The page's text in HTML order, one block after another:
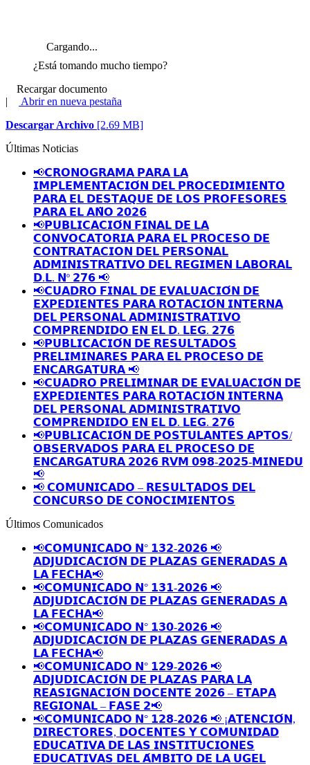
Cargando...
¿Está tomando mucho tiempo?
Recargar documento
|
Abrir en nueva pestaña
Descargar Archivo [2.69 MB]
Últimas Noticias
📢𝗖𝗥𝗢𝗡𝗢𝗚𝗥𝗔𝗠𝗔 𝗣𝗔𝗥𝗔 𝗟𝗔
𝗜𝗠𝗣𝗟𝗘𝗠𝗘𝗡𝗧𝗔𝗖𝗜𝗢́𝗡 𝗗𝗘𝗟 𝗣𝗥𝗢𝗖𝗘𝗗𝗜𝗠𝗜𝗘𝗡𝗧𝗢
𝗣𝗔𝗥𝗔 𝗘𝗟 𝗗𝗘𝗦𝗧𝗔𝗤𝗨𝗘 𝗗𝗘 𝗟𝗢𝗦 𝗣𝗥𝗢𝗙𝗘𝗦𝗢𝗥𝗘𝗦
𝗣𝗔𝗥𝗔 𝗘𝗟 𝗔𝗡̃𝗢 𝟮𝟬𝟮𝟲
📢𝗣𝗨𝗕𝗟𝗜𝗖𝗔𝗖𝗜𝗢́𝗡 𝗙𝗜𝗡𝗔𝗟 𝗗𝗘 𝗟𝗔
𝗖𝗢𝗡𝗩𝗢𝗖𝗔𝗧𝗢𝗥𝗜𝗔 𝗣𝗔𝗥𝗔 𝗘𝗟 𝗣𝗥𝗢𝗖𝗘𝗦𝗢 𝗗𝗘
𝗖𝗢𝗡𝗧𝗥𝗔𝗧𝗔𝗖𝗜𝗢𝗡 𝗗𝗘𝗟 𝗣𝗘𝗥𝗦𝗢𝗡𝗔𝗟
𝗔𝗗𝗠𝗜𝗡𝗜𝗦𝗧𝗥𝗔𝗧𝗜𝗩𝗢 𝗗𝗘𝗟 𝗥𝗘𝗚𝗜𝗠𝗘𝗡 𝗟𝗔𝗕𝗢𝗥𝗔𝗟
𝗗.𝗟. 𝗡º 𝟮𝟳𝟲 📢
📢𝗖𝗨𝗔𝗗𝗥𝗢 𝗙𝗜𝗡𝗔𝗟 𝗗𝗘 𝗘𝗩𝗔𝗟𝗨𝗔𝗖𝗜𝗢́𝗡 𝗗𝗘
𝗘𝗫𝗣𝗘𝗗𝗜𝗘𝗡𝗧𝗘𝗦 𝗣𝗔𝗥𝗔 𝗥𝗢𝗧𝗔𝗖𝗜𝗢́𝗡 𝗜𝗡𝗧𝗘𝗥𝗡𝗔
𝗗𝗘𝗟 𝗣𝗘𝗥𝗦𝗢𝗡𝗔𝗟 𝗔𝗗𝗠𝗜𝗡𝗜𝗦𝗧𝗥𝗔𝗧𝗜𝗩𝗢
𝗖𝗢𝗠𝗣𝗥𝗘𝗡𝗗𝗜𝗗𝗢 𝗘𝗡 𝗘𝗟 𝗗. 𝗟𝗘𝗚. 𝟮𝟳𝟲
📢𝗣𝗨𝗕𝗟𝗜𝗖𝗔𝗖𝗜𝗢́𝗡 𝗗𝗘 𝗥𝗘𝗦𝗨𝗟𝗧𝗔𝗗𝗢𝗦
𝗣𝗥𝗘𝗟𝗜𝗠𝗜𝗡𝗔𝗥𝗘𝗦 𝗣𝗔𝗥𝗔 𝗘𝗟 𝗣𝗥𝗢𝗖𝗘𝗦𝗢 𝗗𝗘
𝗘𝗡𝗖𝗔𝗥𝗚𝗔𝗧𝗨𝗥𝗔 📢
📢𝗖𝗨𝗔𝗗𝗥𝗢 𝗣𝗥𝗘𝗟𝗜𝗠𝗜𝗡𝗔𝗥 𝗗𝗘 𝗘𝗩𝗔𝗟𝗨𝗔𝗖𝗜𝗢́𝗡 𝗗𝗘
𝗘𝗫𝗣𝗘𝗗𝗜𝗘𝗡𝗧𝗘𝗦 𝗣𝗔𝗥𝗔 𝗥𝗢𝗧𝗔𝗖𝗜𝗢́𝗡 𝗜𝗡𝗧𝗘𝗥𝗡𝗔
𝗗𝗘𝗟 𝗣𝗘𝗥𝗦𝗢𝗡𝗔𝗟 𝗔𝗗𝗠𝗜𝗡𝗜𝗦𝗧𝗥𝗔𝗧𝗜𝗩𝗢
𝗖𝗢𝗠𝗣𝗥𝗘𝗡𝗗𝗜𝗗𝗢 𝗘𝗡 𝗘𝗟 𝗗. 𝗟𝗘𝗚. 𝟮𝟳𝟲
📢𝗣𝗨𝗕𝗟𝗜𝗖𝗔𝗖𝗜𝗢́𝗡 𝗗𝗘 𝗣𝗢𝗦𝗧𝗨𝗟𝗔𝗡𝗧𝗘𝗦 𝗔𝗣𝗧𝗢𝗦/
𝗢𝗕𝗦𝗘𝗥𝗩𝗔𝗗𝗢𝗦 𝗣𝗔𝗥𝗔 𝗘𝗟 𝗣𝗥𝗢𝗖𝗘𝗦𝗢 𝗗𝗘
𝗘𝗡𝗖𝗔𝗥𝗚𝗔𝗧𝗨𝗥𝗔 𝟮𝟬𝟮𝟲 𝗥𝗩𝗠 𝟬𝟵𝟴-𝟮𝟬𝟮𝟱-𝗠𝗜𝗡𝗘𝗗𝗨
📢
📢 𝗖𝗢𝗠𝗨𝗡𝗜𝗖𝗔𝗗𝗢 – 𝗥𝗘𝗦𝗨𝗟𝗧𝗔𝗗𝗢𝗦 𝗗𝗘𝗟
𝗖𝗢𝗡𝗖𝗨𝗥𝗦𝗢 𝗗𝗘 𝗖𝗢𝗡𝗢𝗖𝗜𝗠𝗜𝗘𝗡𝗧𝗢𝗦
Últimos Comunicados
📢𝗖𝗢𝗠𝗨𝗡𝗜𝗖𝗔𝗗𝗢 𝗡° 𝟭𝟯𝟮-𝟮𝟬𝟮𝟲 📢
𝗔𝗗𝗝𝗨𝗗𝗜𝗖𝗔𝗖𝗜𝗢́𝗡 𝗗𝗘 𝗣𝗟𝗔𝗭𝗔𝗦 𝗚𝗘𝗡𝗘𝗥𝗔𝗗𝗔𝗦 𝗔
𝗟𝗔 𝗙𝗘𝗖𝗛𝗔📢
📢𝗖𝗢𝗠𝗨𝗡𝗜𝗖𝗔𝗗𝗢 𝗡° 𝟭𝟯𝟭-𝟮𝟬𝟮𝟲 📢
𝗔𝗗𝗝𝗨𝗗𝗜𝗖𝗔𝗖𝗜𝗢́𝗡 𝗗𝗘 𝗣𝗟𝗔𝗭𝗔𝗦 𝗚𝗘𝗡𝗘𝗥𝗔𝗗𝗔𝗦 𝗔
𝗟𝗔 𝗙𝗘𝗖𝗛𝗔📢
📢𝗖𝗢𝗠𝗨𝗡𝗜𝗖𝗔𝗗𝗢 𝗡° 𝟭𝟯𝟬-𝟮𝟬𝟮𝟲 📢
𝗔𝗗𝗝𝗨𝗗𝗜𝗖𝗔𝗖𝗜𝗢́𝗡 𝗗𝗘 𝗣𝗟𝗔𝗭𝗔𝗦 𝗚𝗘𝗡𝗘𝗥𝗔𝗗𝗔𝗦 𝗔
𝗟𝗔 𝗙𝗘𝗖𝗛𝗔📢
📢𝗖𝗢𝗠𝗨𝗡𝗜𝗖𝗔𝗗𝗢 𝗡° 𝟭𝟮𝟵-𝟮𝟬𝟮𝟲 📢
𝗔𝗗𝗝𝗨𝗗𝗜𝗖𝗔𝗖𝗜𝗢́𝗡 𝗗𝗘 𝗣𝗟𝗔𝗭𝗔𝗦 𝗣𝗔𝗥𝗔 𝗟𝗔
𝗥𝗘𝗔𝗦𝗜𝗚𝗡𝗔𝗖𝗜𝗢́𝗡 𝗗𝗢𝗖𝗘𝗡𝗧𝗘 𝟮𝟬𝟮𝟲 – 𝗘𝗧𝗔𝗣𝗔
𝗥𝗘𝗚𝗜𝗢𝗡𝗔𝗟 – 𝗙𝗔𝗦𝗘 𝟮📢
📢𝗖𝗢𝗠𝗨𝗡𝗜𝗖𝗔𝗗𝗢 𝗡° 𝟭𝟮𝟴-𝟮𝟬𝟮𝟲 📢 ¡𝗔𝗧𝗘𝗡𝗖𝗜𝗢́𝗡,
𝗗𝗜𝗥𝗘𝗖𝗧𝗢𝗥𝗘𝗦, 𝗗𝗢𝗖𝗘𝗡𝗧𝗘𝗦 𝗬 𝗖𝗢𝗠𝗨𝗡𝗜𝗗𝗔𝗗
𝗘𝗗𝗨𝗖𝗔𝗧𝗜𝗩𝗔 𝗗𝗘 𝗟𝗔𝗦 𝗜𝗡𝗦𝗧𝗜𝗧𝗨𝗖𝗜𝗢𝗡𝗘𝗦
𝗘𝗗𝗨𝗖𝗔𝗧𝗜𝗩𝗔𝗦 𝗗𝗘𝗟 𝗔́𝗠𝗕𝗜𝗧𝗢 𝗗𝗘 𝗟𝗔 𝗨𝗚𝗘𝗟